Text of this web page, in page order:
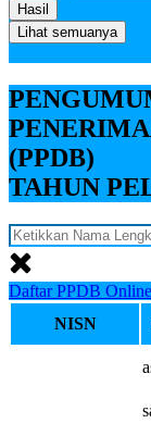
Hasil
Lihat semuanya
(PPDB)
TAHUN
Daftar PPDB Online
NISN